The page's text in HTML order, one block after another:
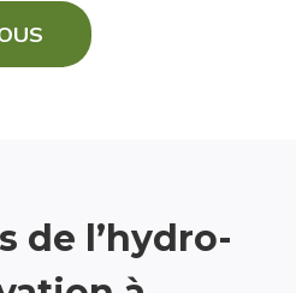
de l’hydro-